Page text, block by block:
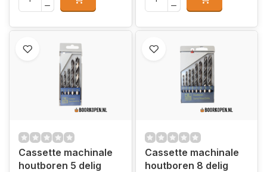
Cassette machinale
houtboren 5 delig
Cassette machinale
houtboren 8 delig